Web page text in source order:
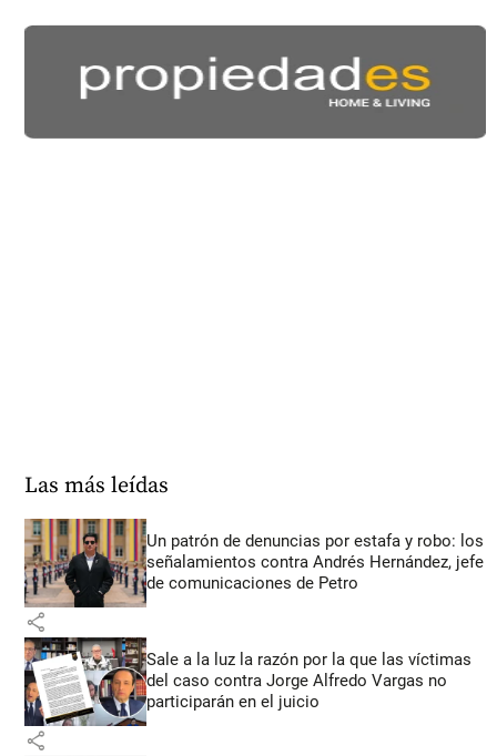
Las más leídas
Un patrón de denuncias por estafa y robo: los
señalamientos contra Andrés Hernández, jefe
de comunicaciones de Petro
share
Sale a la luz la razón por la que las víctimas
del caso contra Jorge Alfredo Vargas no
participarán en el juicio
share